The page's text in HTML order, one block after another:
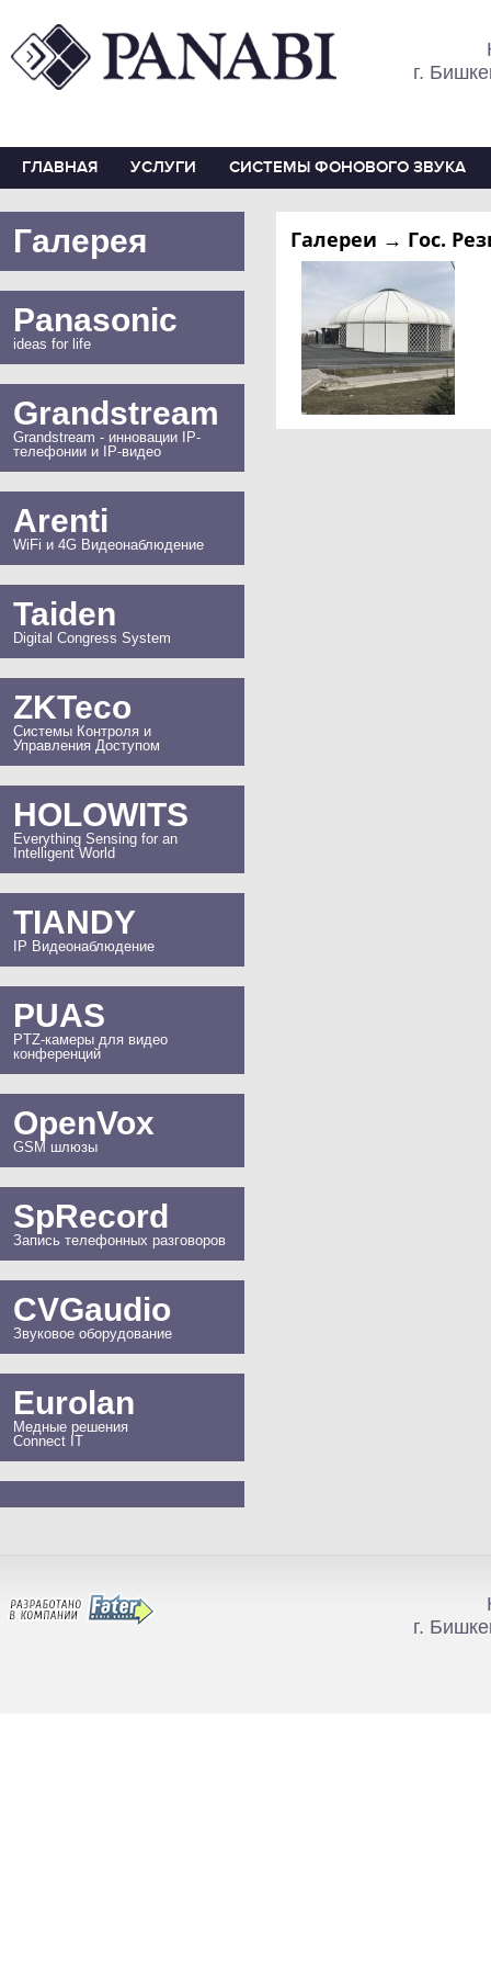
г.
ГЛАВНАЯ УСЛУГИ СИСТЕМЫ ФОНОВОГО ЗВУКА
Галерея
Panasonic
ideas for life
Grandstream
Grandstream - инновации IP-
телефонии и IP-видео
Arenti
WiFi и 4G Видеонаблюдение
Taiden
Digital Congress System
ZKTeco
Системы Контроля и
Управления Доступом
HOLOWITS
Everything Sensing for an
Intelligent World
TIANDY
IP Видеонаблюдение
PUAS
PTZ-камеры для видео
конференций
OpenVox
GSM шлюзы
SpRecord
Запись телефонных разговоров
CVGaudio
Звуковое оборудование
Eurolan
Медные решения
Connect IT
Галереи → Гос.
г.